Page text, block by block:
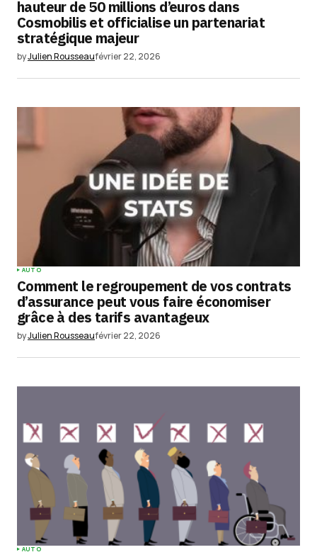
hauteur de 50 millions d’euros dans
Cosmobilis et officialise un partenariat
stratégique majeur
byJulien Rousseaufévrier 22, 2026
AUTO
Comment le regroupement de vos contrats
d’assurance peut vous faire économiser
grâce à des tarifs avantageux
byJulien Rousseaufévrier 22, 2026
AUTO